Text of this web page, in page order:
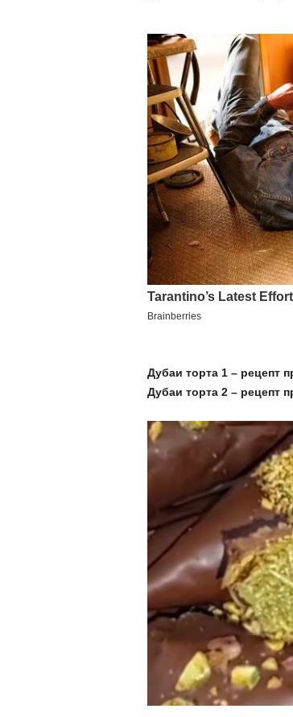
Дубаи торта 1 – рецепт
Дубаи торта 2 – рецепт